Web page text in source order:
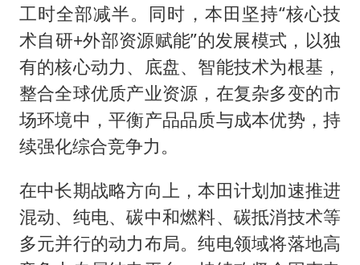
工时全部减半。同时，本田坚持“核心技
术自研+外部资源赋能”的发展模式，以独
有的核心动力、底盘、智能技术为根基，
整合全球优质产业资源，在复杂多变的市
场环境中，平衡产品品质与成本优势，持
续强化综合竞争力。
在中长期战略方向上，本田计划加速推进
混动、纯电、碳中和燃料、碳抵消技术等
多元并行的动力布局。纯电领域将落地高